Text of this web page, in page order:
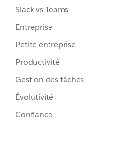
Slack vs Teams
Entreprise
Petite entreprise
Productivité
Gestion des tâches
Évolutivité
Confiance